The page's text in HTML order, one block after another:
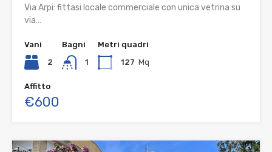
Via Arpi: fittasi locale commerciale con unica vetrina su
via…
Vani
2
Bagni
1
Metri quadri
127 Mq
Affitto
€600